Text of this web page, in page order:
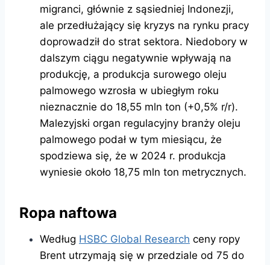
migranci, głównie z sąsiedniej Indonezji,
ale przedłużający się kryzys na rynku pracy
doprowadził do strat sektora. Niedobory w
dalszym ciągu negatywnie wpływają na
produkcję, a produkcja surowego oleju
palmowego wzrosła w ubiegłym roku
nieznacznie do 18,55 mln ton (+0,5% r/r).
Malezyjski organ regulacyjny branży oleju
palmowego podał w tym miesiącu, że
spodziewa się, że w 2024 r. produkcja
wyniesie około 18,75 mln ton metrycznych.
Ropa naftowa
Według HSBC Global Research ceny ropy
Brent utrzymają się w przedziale od 75 do